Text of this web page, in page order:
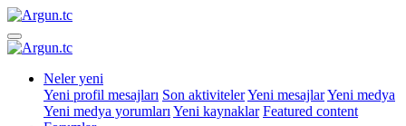
Neler yeni
Yeni profil mesajları Son aktivitelerYeni mesajlarYeni medya
Yeni medya yorumları Yeni kaynaklar Featured content